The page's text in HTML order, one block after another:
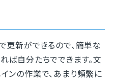
更新ができるので、簡単な
ば自分たちでできます。文
ンの作業で、あまり頻繁に